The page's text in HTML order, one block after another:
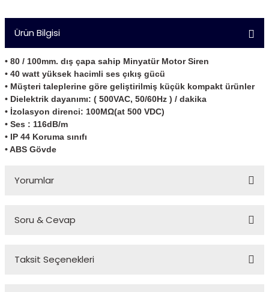
Ürün Bilgisi
• 80 / 100mm. dış çapa sahip Minyatür Motor Siren
• 40 watt yüksek hacimli ses çıkış gücü
• Müşteri taleplerine göre geliştirilmiş küçük kompakt ürünler
• Dielektrik dayanımı: ( 500VAC, 50/60Hz ) / dakika
• İzolasyon direnci: 100MΩ(at 500 VDC)
• Ses : 116dB/m
• IP 44 Koruma sınıfı
• ABS Gövde
Yorumlar
Soru & Cevap
Ürün hakkında henüz soru sorulmamış.
Taksit Seçenekleri